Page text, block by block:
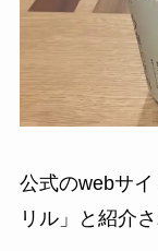
公式のwebサ
リル」と紹介